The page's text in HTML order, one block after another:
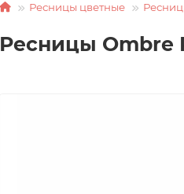
Ресницы цветные
Ресницы Ombre